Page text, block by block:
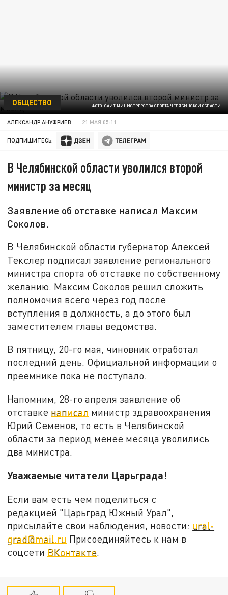
ФОТО: САЙТ МИНИСТРЕРСТВА СПОРТА ЧЕЛЯБИНСКОЙ ОБЛАСТИ
ОБЩЕСТВО
АЛЕКСАНДР АНУФРИЕВ 21 МАЯ 05:11
ПОДПИШИТЕСЬ:
В Челябинской области уволился второй
министр за месяц
Заявление об отставке написал Максим
Соколов.
В Челябинской области губернатор Алексей
Текслер подписал заявление регионального
министра спорта об отставке по собственному
желанию. Максим Соколов решил сложить
полномочия всего через год после
вступления в должность, а до этого был
заместителем главы ведомства.
В пятницу, 20-го мая, чиновник отработал
последний день. Официальной информации о
преемнике пока не поступало.
Напомним, 28-го апреля заявление об
отставке написал министр здравоохранения
Юрий Семенов, то есть в Челябинской
области за период менее месяца уволились
два министра.
Уважаемые читатели Царьграда!
Если вам есть чем поделиться с
редакцией "Царьград Южный Урал",
присылайте свои наблюдения, новости: ural-
grad@mail.ru Присоединяйтесь к нам в
соцсети ВКонтакте